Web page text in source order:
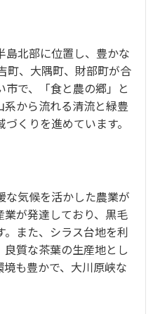
島北部に位置し、豊かな
町、大隅町、財部町が合
で、「食と農の郷」と
系から流れる清流と緑豊
くりを進めています。
な気候を活かした農業が
が発達しており、黒毛
また、シラス台地を利
質な茶葉の生産地とし
も豊かで、大川原峡な